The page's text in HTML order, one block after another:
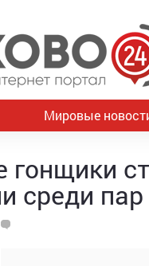
Мировые
гонщики
среди пар